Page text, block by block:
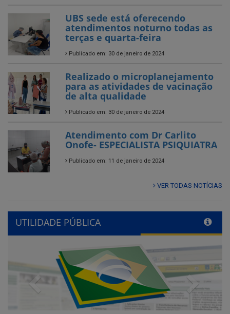
UBS sede está oferecendo
atendimentos noturno todas as
terças e quarta-feira
Publicado em: 30 de janeiro de 2024
Realizado o microplanejamento
para as atividades de vacinação
de alta qualidade
Publicado em: 30 de janeiro de 2024
Atendimento com Dr Carlito
Onofe- ESPECIALISTA PSIQUIATRA
Publicado em: 11 de janeiro de 2024
VER TODAS NOTÍCIAS
UTILIDADE PÚBLICA
Previous Next